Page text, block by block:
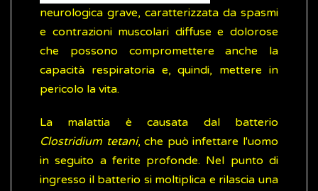
neurologica grave, caratterizzata da spasmi
e contrazioni muscolari diffuse e dolorose
che possono compromettere anche la
capacità respiratoria e, quindi, mettere in
pericolo la vita.
La malattia è causata dal batterio
Clostridium tetani, che può infettare l'uomo
in seguito a ferite profonde. Nel punto di
ingresso il batterio si moltiplica e rilascia una